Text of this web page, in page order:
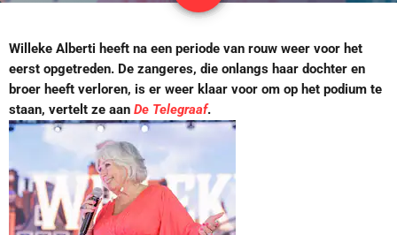
Willeke Alberti heeft na een periode van rouw weer voor het
eerst opgetreden. De zangeres, die onlangs haar dochter en
broer heeft verloren, is er weer klaar voor om op het podium te
staan, vertelt ze aan De Telegraaf.